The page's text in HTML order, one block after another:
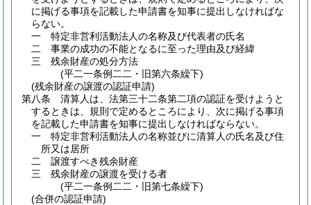
に掲げる事項を記載した申請書を知事に提出しなければな
らない。
一
特定非営利活動法人の名称及び代表者の氏名
二
事業の成功の不能となるに至った理由及び経緯
三
残余財産の処分方法
(平二一条例二二・旧第六条繰下)
(残余財産の譲渡の認証申請)
第八条
清算人は、法第三十二条第二項の認証を受けようと
するときは、規則で定めるところにより、次に掲げる事項
を記載した申請書を知事に提出しなければならない。
一
特定非営利活動法人の名称並びに清算人の氏名及び住
所又は居所
二
譲渡すべき残余財産
三
残余財産の譲渡を受ける者
(平二一条例二二・旧第七条繰下)
(合併の認証申請)